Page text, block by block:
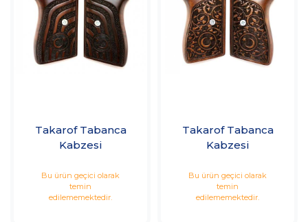
Takarof Tabanca
Kabzesi
Bu ürün geçici olarak
temin
edilememektedir.
Takarof Tabanca
Kabzesi
Bu ürün geçici olarak
temin
edilememektedir.